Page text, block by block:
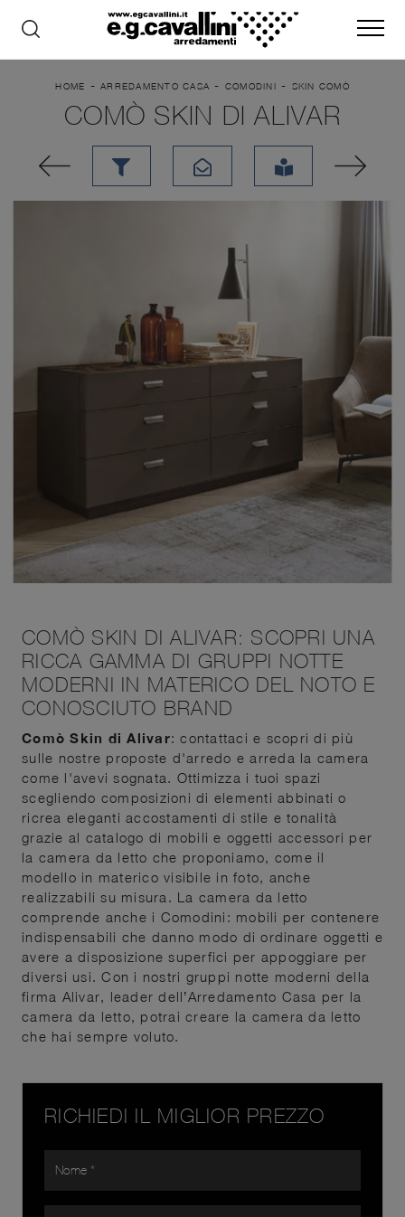
HOME - ARREDAMENTO CASA - COMODINI - SKIN COMÒ
COMÒ SKIN DI ALIVAR
COMÒ SKIN DI ALIVAR: SCOPRI UNA
RICCA GAMMA DI GRUPPI NOTTE
MODERNI IN MATERICO DEL NOTO E
CONOSCIUTO BRAND
Comò Skin di Alivar: contattaci e scopri di più
sulle nostre proposte d'arredo e arreda la camera
come l'avevi sognata. Ottimizza i tuoi spazi
scegliendo composizioni di elementi abbinati o
ricrea eleganti accostamenti di stile e tonalità
grazie al catalogo di mobili e oggetti accessori per
la camera da letto che proponiamo, come il
modello in materico visibile in foto, anche
realizzabili su misura. La camera da letto
comprende anche i Comodini: mobili per contenere
indispensabili che danno modo di ordinare oggetti e
avere a disposizione superfici per appoggiare per
diversi usi. Con i nostri gruppi notte moderni della
firma Alivar, leader dell’Arredamento Casa per la
camera da letto, potrai creare la camera da letto
che hai sempre voluto.
RICHIEDI IL MIGLIOR PREZZO